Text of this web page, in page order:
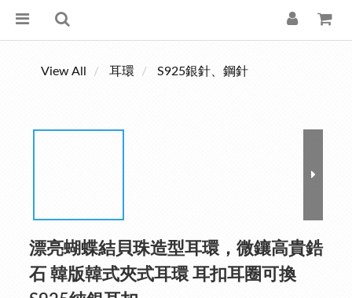
View All 耳環 S925銀針、鋼針
漂亮蝴蝶結貝珠造型耳環，微鑲高貴鋯
石 韓版韓式夾式耳環 耳扣耳圈可換